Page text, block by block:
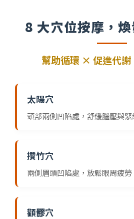
8 大穴位按摩，
幫助循環 × 促進代
太陽穴
頭部兩側凹陷處，舒緩腦壓與緊
攢竹穴
兩側眉頭凹陷處，放鬆眼周疲勞
顴髎穴